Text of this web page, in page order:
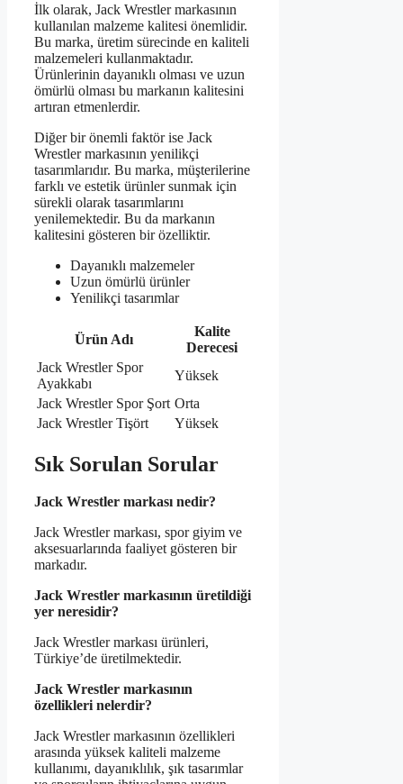
İlk olarak, Jack Wrestler markasının
kullanılan malzeme kalitesi önemlidir.
Bu marka, üretim sürecinde en kaliteli
malzemeleri kullanmaktadır.
Ürünlerinin dayanıklı olması ve uzun
ömürlü olması bu markanın kalitesini
artıran etmenlerdir.
Diğer bir önemli faktör ise Jack
Wrestler markasının yenilikçi
tasarımlarıdır. Bu marka, müşterilerine
farklı ve estetik ürünler sunmak için
sürekli olarak tasarımlarını
yenilemektedir. Bu da markanın
kalitesini gösteren bir özelliktir.
Dayanıklı malzemeler
Uzun ömürlü ürünler
Yenilikçi tasarımlar
Ürün Adı
Kalite
Derecesi
Jack Wrestler Spor
Ayakkabı
Yüksek
Jack Wrestler Spor Şort Orta
Jack Wrestler Tişört
Yüksek
Sık Sorulan Sorular
Jack Wrestler markası nedir?
Jack Wrestler markası, spor giyim ve
aksesuarlarında faaliyet gösteren bir
markadır.
Jack Wrestler markasının üretildiği
yer neresidir?
Jack Wrestler markası ürünleri,
Türkiye’de üretilmektedir.
Jack Wrestler markasının
özellikleri nelerdir?
Jack Wrestler markasının özellikleri
arasında yüksek kaliteli malzeme
kullanımı, dayanıklılık, şık tasarımlar